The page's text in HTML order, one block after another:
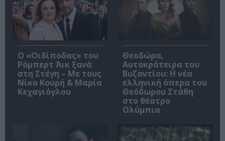
O «Οιδίποδας» του
Ρόμπερτ Άικ ξανά
στη Στέγη – Με τους
Νίκο Κουρή & Μαρία
Κεχαγιόγλου
Θεοδώρα,
Αυτοκράτειρα του
Βυζαντίου: Η νέα
ελληνική όπερα του
Θεόδωρου Στάθη
στο θέατρο
Ολύμπια